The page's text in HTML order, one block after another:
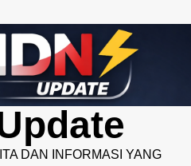
DAN INFORMASI YANG